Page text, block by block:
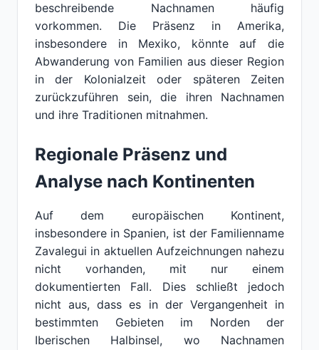
beschreibende Nachnamen häufig
vorkommen. Die Präsenz in Amerika,
insbesondere in Mexiko, könnte auf die
Abwanderung von Familien aus dieser Region
in der Kolonialzeit oder späteren Zeiten
zurückzuführen sein, die ihren Nachnamen
und ihre Traditionen mitnahmen.
Regionale Präsenz und
Analyse nach Kontinenten
Auf dem europäischen Kontinent,
insbesondere in Spanien, ist der Familienname
Zavalegui in aktuellen Aufzeichnungen nahezu
nicht vorhanden, mit nur einem
dokumentierten Fall. Dies schließt jedoch
nicht aus, dass es in der Vergangenheit in
bestimmten Gebieten im Norden der
Iberischen Halbinsel, wo Nachnamen